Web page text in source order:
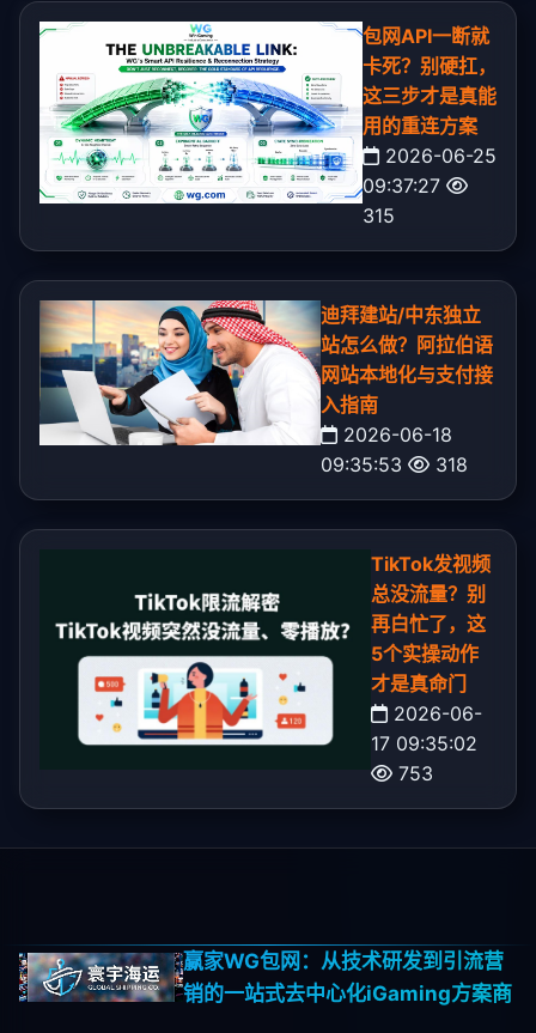
包网API一断就
卡死？别硬扛，
这三步才是真能
用的重连方案
2026-06-25
09:37:27
315
迪拜建站/中东独立
站怎么做？阿拉伯语
网站本地化与支付接
入指南
2026-06-18
09:35:53
318
TikTok发视频
总没流量？别
再白忙了，这
5个实操动作
才是真命门
2026-06-
17 09:35:02
753
赢家WG包网：从技术研发到引流营
销的一站式去中心化iGaming方案商